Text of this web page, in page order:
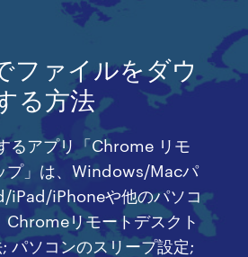
ファイルをダウ
る方法
るアプリ「Chrome リモ
プ」は、Windows/Macパ
iPad/iPhoneや他のパソコ
Chromeリモートデスクト
パソコンのスリープ設定;